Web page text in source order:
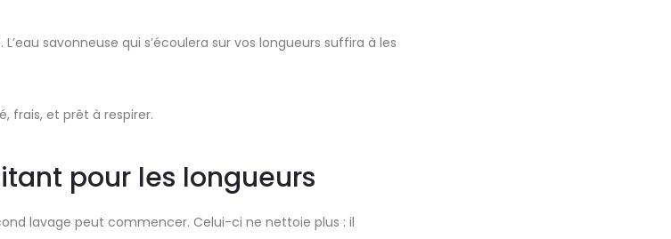
savonneuse qui s’écoulera sur vos longueurs suffira à les
frais, et prêt à respirer.
pour les longueurs
lavage peut commencer. Celui-ci ne nettoie plus : il